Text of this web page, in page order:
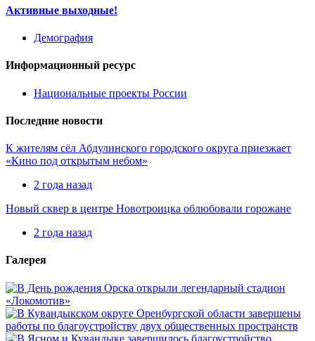
Активные выходные!
Демография
Информационный ресурс
Национальные проекты России
Последние новости
К жителям сёл Абдулинского городского округа приезжает
«Кино под открытым небом»
2 года назад
Новый сквер в центре Новотроицка облюбовали горожане
2 года назад
Галерея